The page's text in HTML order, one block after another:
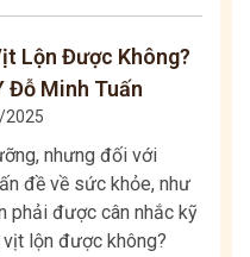
Lộn Được Không?
Đỗ Minh Tuấn
2025
nhưng đối với
đề về sức khỏe, như
phải được cân nhắc kỹ
lộn được không?